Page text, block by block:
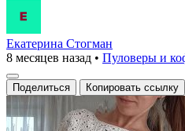
Екатерина Стогман
8 месяцев назад • Пуловеры и
Поделиться Копировать ссылку